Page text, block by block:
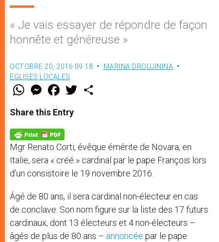
« Je vais essayer de répondre de façon
honnête et généreuse »
OCTOBRE 20, 2016 09:18
MARINA DROUJININA
EGLISES LOCALES
W
t
s
p
p
M
e
s
e
g
e
r
F
a
e
b
o
k
w
Share this Entry
Mgr Renato Corti, évêque émérite de Novara, en
Italie, sera « créé » cardinal par le pape François lors
d’un consistoire le 19 novembre 2016.
Âgé de 80 ans, il sera cardinal non-électeur en cas
de conclave. Son nom figure sur la liste des 17 futurs
cardinaux, dont 13 électeurs et 4 non-électeurs –
âgés de plus de 80 ans – annoncée par le pape